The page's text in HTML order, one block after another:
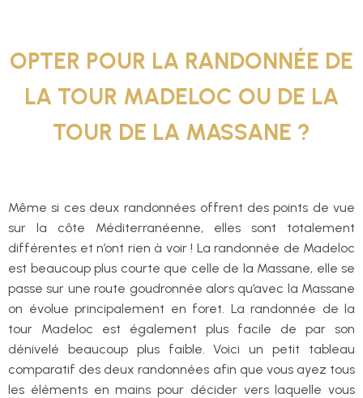
OPTER POUR LA RANDONNÉE DE
LA TOUR MADELOC OU DE LA
TOUR DE LA MASSANE ?
Même si ces deux randonnées offrent des points de vue
sur la côte Méditerranéenne, elles sont totalement
différentes et n’ont rien à voir ! La randonnée de Madeloc
est beaucoup plus courte que celle de la Massane, elle se
passe sur une route goudronnée alors qu’avec la Massane
on évolue principalement en foret. La randonnée de la
tour Madeloc est également plus facile de par son
dénivelé beaucoup plus faible. Voici un petit tableau
comparatif des deux randonnées afin que vous ayez tous
les éléments en mains pour décider vers laquelle vous